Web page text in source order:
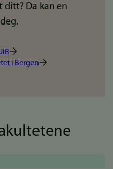
ditt? Da kan en
i Bergen